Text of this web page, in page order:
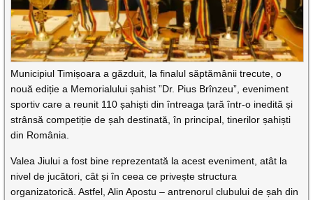
Municipiul Timișoara a găzduit, la finalul săptămânii trecute, o
nouă ediție a Memorialului șahist ”Dr. Pius Brînzeu”, eveniment
sportiv care a reunit 110 șahiști din întreaga țară într-o inedită și
strânsă competiție de șah destinată, în principal, tinerilor șahiști
din România.
Valea Jiului a fost bine reprezentată la acest eveniment, atât la
nivel de jucători, cât și în ceea ce privește structura
organizatorică. Astfel, Alin Apostu – antrenorul clubului de șah din